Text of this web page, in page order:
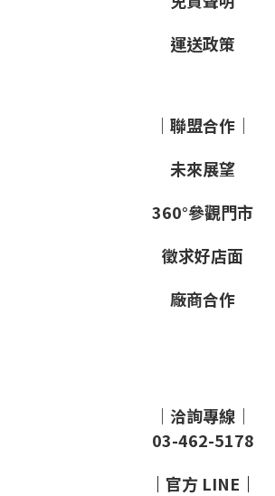
運送政策
｜聯盟合作｜
未來展望
360°參觀門市
徵求好店面
廠商合作
｜洽詢專線｜
03-462-5178
｜ 官方 LINE ｜